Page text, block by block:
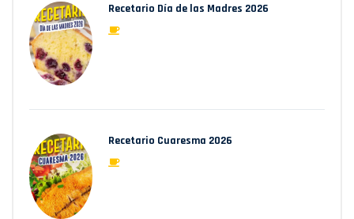
Recetario Día de las Madres 2026
Recetario Cuaresma 2026